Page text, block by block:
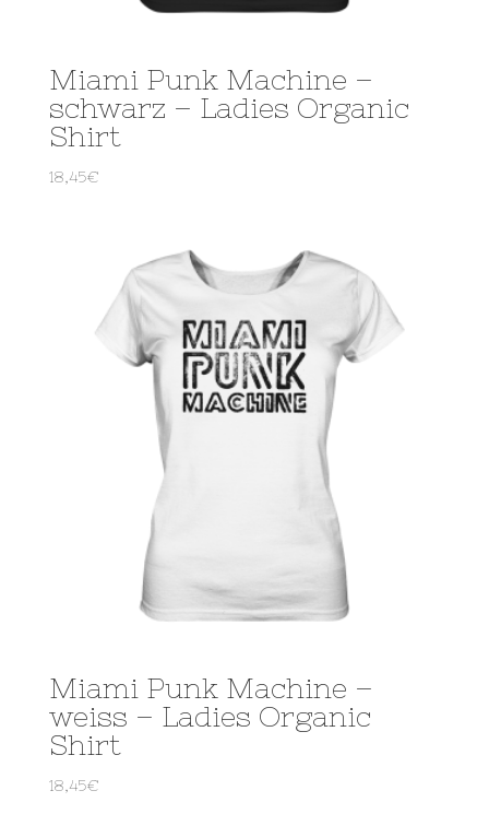
Miami Punk Machine –
schwarz – Ladies Organic
Shirt
18,45€
Miami Punk Machine –
weiss – Ladies Organic
Shirt
18,45€